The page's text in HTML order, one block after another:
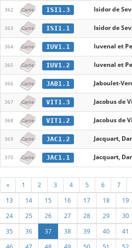
362 Carte ISI1.3 Isidor de
363 Carte ISI1.1 Isidor de
364 Carte IUV1.1 Iuvenal et
365 Carte IUV1.2 Iuvenal et
366 Carte JAB1.1 Jaboulet-
367 Carte VIT1.3 Jacobus de
368 Carte VIT1.2 Jacobus de
369 Carte JAC1.2 Jacquart,
370 Carte JAC1.1 Jacquart,
« 1 2 3 4 5 6 7
13
14 15 16 17 18 19
24
25 26 27 28 29 30
35
36 37 38 39 40 41